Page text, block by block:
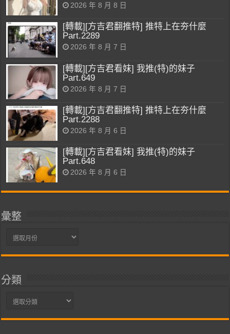
2026 年 8 月 8 日
[轉載][方吉君翻推特] 推特上在夯什麼
Part.2289
2026 年 8 月 7 日
[轉載][方吉君看妹] 我推(特)的妹子
Part.649
2026 年 8 月 7 日
[轉載][方吉君翻推特] 推特上在夯什麼
Part.2288
2026 年 8 月 6 日
[轉載][方吉君看妹] 我推(特)的妹子
Part.648
2026 年 8 月 6 日
彙整
彙
分類
分